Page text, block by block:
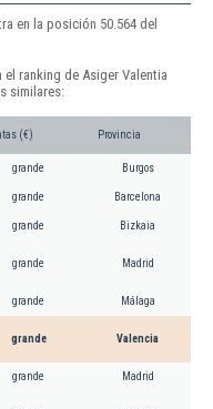
en la posición 50.564 del
ranking de Asiger Valentia
similares:
(€) Provincia
grande Burgos
grande Barcelona
grande Bizkaia
grande Madrid
grande Málaga
grande Valencia
grande Madrid